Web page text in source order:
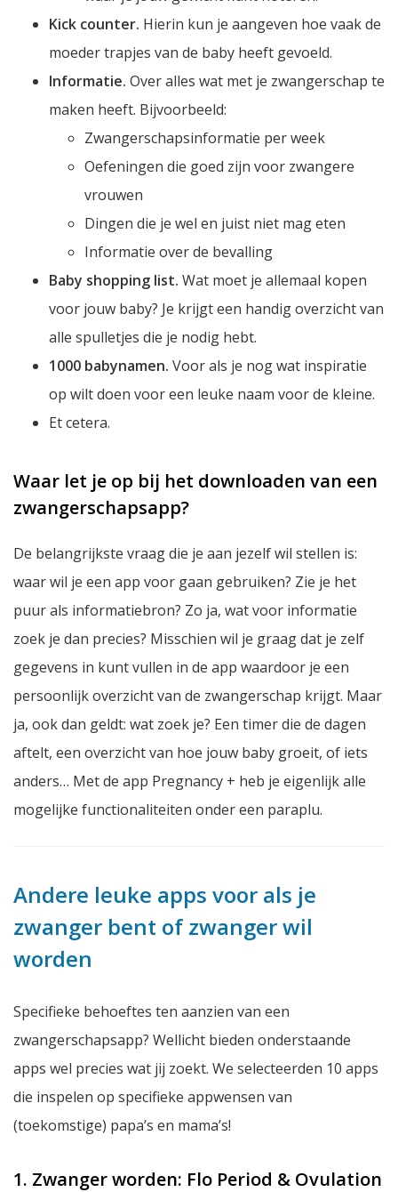
Kick counter. Hierin kun je aangeven hoe vaak de
moeder trapjes van de baby heeft gevoeld.
Informatie. Over alles wat met je zwangerschap te
maken heeft. Bijvoorbeeld:
Zwangerschapsinformatie per week
Oefeningen die goed zijn voor zwangere
vrouwen
Dingen die je wel en juist niet mag eten
Informatie over de bevalling
Baby shopping list. Wat moet je allemaal kopen
voor jouw baby? Je krijgt een handig overzicht van
alle spulletjes die je nodig hebt.
1000 babynamen. Voor als je nog wat inspiratie
op wilt doen voor een leuke naam voor de kleine.
Et cetera.
Waar let je op bij het downloaden van een
zwangerschapsapp?
De belangrijkste vraag die je aan jezelf wil stellen is:
waar wil je een app voor gaan gebruiken? Zie je het
puur als informatiebron? Zo ja, wat voor informatie
zoek je dan precies? Misschien wil je graag dat je zelf
gegevens in kunt vullen in de app waardoor je een
persoonlijk overzicht van de zwangerschap krijgt. Maar
ja, ook dan geldt: wat zoek je? Een timer die de dagen
aftelt, een overzicht van hoe jouw baby groeit, of iets
anders… Met de app Pregnancy + heb je eigenlijk alle
mogelijke functionaliteiten onder een paraplu.
Andere leuke apps voor als je
zwanger bent of zwanger wil
worden
Specifieke behoeftes ten aanzien van een
zwangerschapsapp? Wellicht bieden onderstaande
apps wel precies wat jij zoekt. We selecteerden 10 apps
die inspelen op specifieke appwensen van
(toekomstige) papa’s en mama’s!
1. Zwanger worden: Flo Period & Ovulation